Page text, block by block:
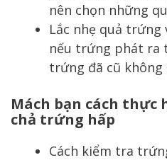
nên chọn những
Lắc nhẹ quả trứng
nếu trứng phát ra
trứng đã cũ không
Mách bạn cách thực
chả trứng hấp
Cách kiểm tra